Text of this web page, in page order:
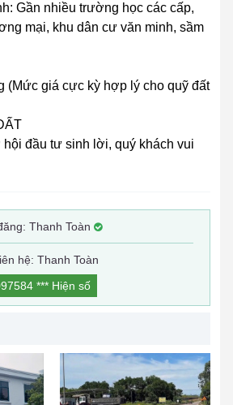
Gần nhiều trường học các cấp,
mại, khu dân cư văn minh, sầm
(Mức giá cực kỳ hợp lý cho quỹ đất
đầu tư sinh lời, quý khách vui
Thanh Toàn
hệ: Thanh Toàn
*** Hiện số